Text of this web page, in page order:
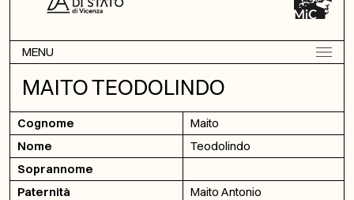
MENU
MAITO TEODOLINDO
Cognome
Maito
Nome
Teodolindo
Soprannome
Paternità
Maito Antonio